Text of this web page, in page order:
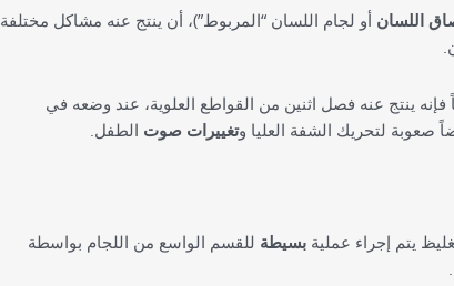
اللسان أو لجام اللسان “المربوط”)، أن ينتج عنه مشاكل مختلفة
فإنه ينتج عنه فصل اثنين من القواطع العلوية، عند وضعه في
صعوبة لتحريك الشفة العليا وتغييرات صوت الطفل.
يتم إجراء عملية بسيطة للقسم الواسع من اللجام بواسطة